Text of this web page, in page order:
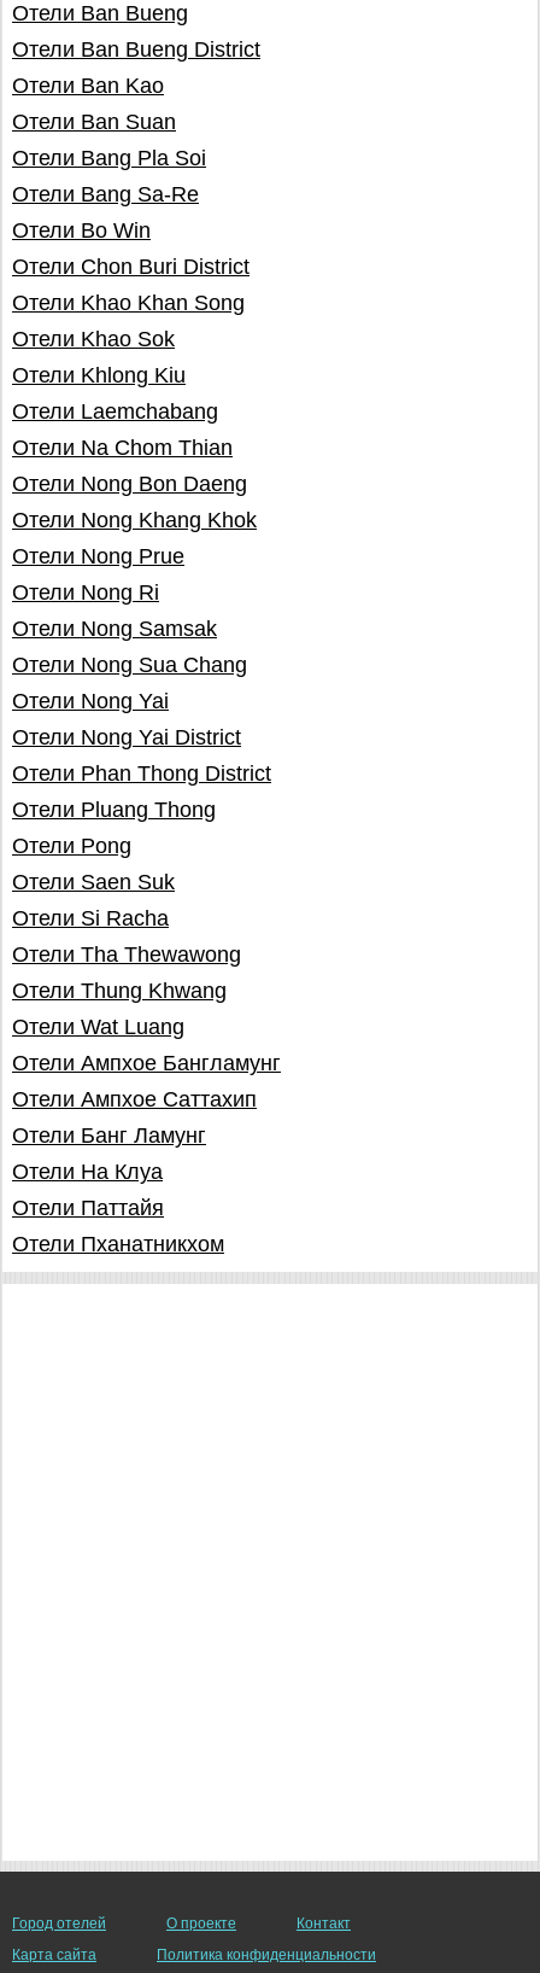
Отели Ban Bueng
Отели Ban Bueng District
Отели Ban Kao
Отели Ban Suan
Отели Bang Pla Soi
Отели Bang Sa-Re
Отели Bo Win
Отели Chon Buri District
Отели Khao Khan Song
Отели Khao Sok
Отели Khlong Kiu
Отели Laemchabang
Отели Na Chom Thian
Отели Nong Bon Daeng
Отели Nong Khang Khok
Отели Nong Prue
Отели Nong Ri
Отели Nong Samsak
Отели Nong Sua Chang
Отели Nong Yai
Отели Nong Yai District
Отели Phan Thong District
Отели Pluang Thong
Отели Pong
Отели Saen Suk
Отели Si Racha
Отели Tha Thewawong
Отели Thung Khwang
Отели Wat Luang
Отели Ампхое Бангламунг
Отели Ампхое Саттахип
Отели Банг Ламунг
Отели На Клуа
Отели Паттайя
Отели Пханатникхом
Город отелей О проекте
Контакт
Карта сайта
Политика конфиденциальности